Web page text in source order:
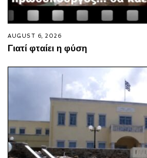
AUGUST 6, 2026
Γιατί φταίει η φύση